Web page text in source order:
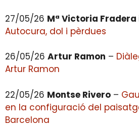
27/05/26 Mª Victoria
Autocura, dol i pèrdues
26/05/26 Artur Ramon –
Artur Ramon
22/05/26 Montse Rivero –
en la configuració del
Barcelona